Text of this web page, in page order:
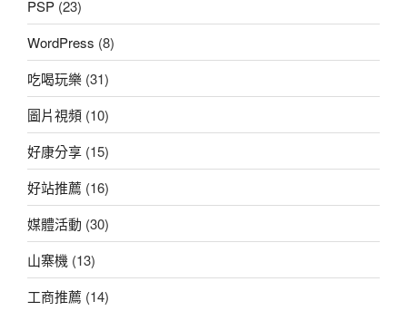
PSP (23)
WordPress (8)
吃喝玩樂 (31)
圖片視頻 (10)
好康分享 (15)
好站推薦 (16)
媒體活動 (30)
山寨機 (13)
工商推薦 (14)